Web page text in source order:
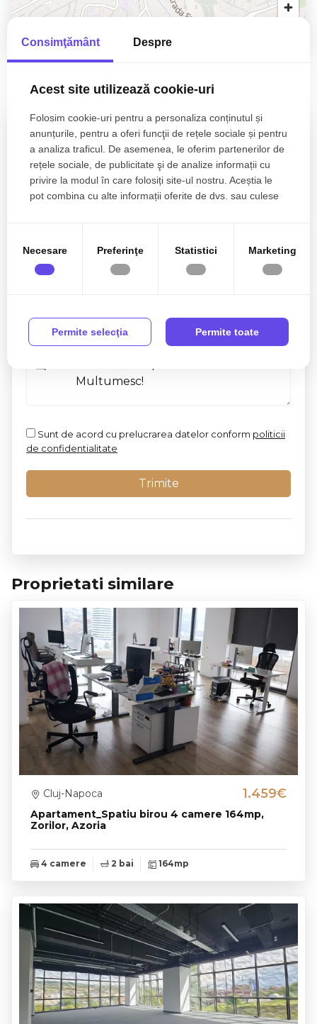
Bogdan Pelinar
Senior Broker Partner
0770 902 704
Esti interesat de aceasta proprietate ?
Sunt de acord cu prelucrarea datelor conform politicii
de confidentialitate
Proprietati similare
Apartament_Spatiu birou 4 camere 164mp,
Zorilor, Azoria
Cluj-Napoca 1.459€
4 camere 2 bai 164mp
Consimţământ Despre
Acest site utilizează cookie-uri
Folosim cookie-uri pentru a personaliza conținutul și
anunțurile, pentru a oferi funcţii de rețele sociale și pentru
a analiza traficul. De asemenea, le oferim partenerilor de
rețele sociale, de publicitate şi de analize informații cu
privire la modul în care folosiți site-ul nostru. Aceștia le
pot combina cu alte informații oferite de dvs. sau culese
Necesare Preferinţe Statistici Marketing
Permite selecţia Permite toate